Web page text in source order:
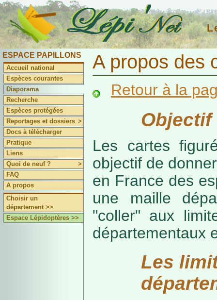
ESPACE PAPILLONS
Accueil national
Espèces courantes
Diaporama
Recherche
Espèces protégées
Reportages et dossiers >
Docs à télécharger
Pratique
Liens
Quoi de neuf ?
>
FAQ
A propos
Choisir un
département >>
Espace Lépidoptères >>
A propos des
Retour à la
Objectif
Les cartes
objectif de
en France des
une maille
"coller" aux
départementaux
Les